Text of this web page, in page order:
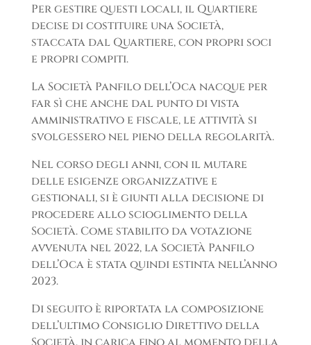
Per gestire questi locali, il Quartiere
decise di costituire una Società,
staccata dal Quartiere, con propri soci
e propri compiti.
La Società Panfilo dell’Oca nacque per
far sì che anche dal punto di vista
amministrativo e fiscale, le attività si
svolgessero nel pieno della regolarità.
Nel corso degli anni, con il mutare
delle esigenze organizzative e
gestionali, si è giunti alla decisione di
procedere allo scioglimento della
Società. Come stabilito da votazione
avvenuta nel 2022, la Società Panfilo
dell’Oca è stata quindi estinta nell’anno
2023.
Di seguito è riportata la composizione
dell’ultimo Consiglio Direttivo della